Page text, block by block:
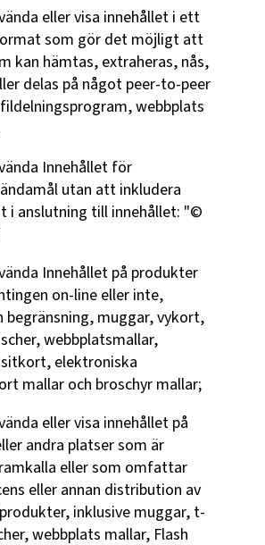
eller visa innehållet i ett
som gör det möjligt att
kan hämtas, extraheras, nås,
delas på något peer-to-peer
webbplats
Innehållet för
utan att inkludera
i anslutning till innehållet: "©
Innehållet på produkter
on-line eller inte,
begränsning, muggar, vykort,
webbplatsmallar,
elektroniska
mallar och broschyr mallar;
eller visa innehållet på
andra platser som är
eller som omfattar
eller annan distribution av
inklusive muggar, t-
webbplats mallar, Flash